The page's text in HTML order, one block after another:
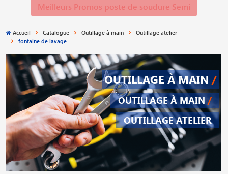
Meilleurs Promos poste de soudure Semi
Accueil Catalogue Outillage à main
Outillage atelier
fontaine de lavage
OUTILLAGE À MAIN /
OUTILLAGE À MAIN /
OUTILLAGE ATELIER